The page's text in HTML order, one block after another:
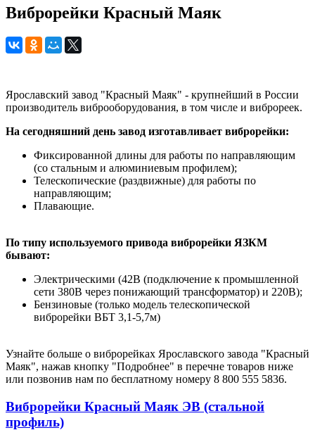
Виброрейки Красный Маяк
Ярославский завод "Красный Маяк" - крупнейший в России
производитель виброоборудования, в том числе и виброреек.
На сегодняшний день завод изготавливает виброрейки:
Фиксированной длины для работы по направляющим
(со стальным и алюминиевым профилем);
Телескопические (раздвижные) для работы по
направляющим;
Плавающие.
По типу используемого привода виброрейки ЯЗКМ
бывают:
Электрическими (42В (подключение к промышленной
сети 380В через понижающий трансформатор) и 220В);
Бензиновые (только модель телескопической
виброрейки ВБТ 3,1-5,7м)
Узнайте больше о виброрейках Ярославского завода "Красный
Маяк", нажав кнопку "Подробнее" в перечне товаров ниже
или позвонив нам по бесплатному номеру 8 800 555 5836.
Виброрейки Красный Маяк ЭВ (стальной
профиль)